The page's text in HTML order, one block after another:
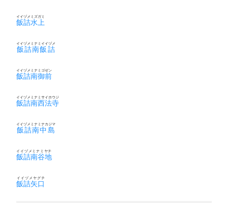
飯詰水上
イイヅメミズガミ
飯詰南飯詰
イイヅメミナミイイヅメ
飯詰南御前
イイヅメミナミゴゼン
飯詰南西法寺
イイヅメミナミサイホウジ
飯詰南中島
イイヅメミナミナカジマ
飯詰南谷地
イイヅメミナミヤチ
飯詰矢口
イイヅメヤグチ